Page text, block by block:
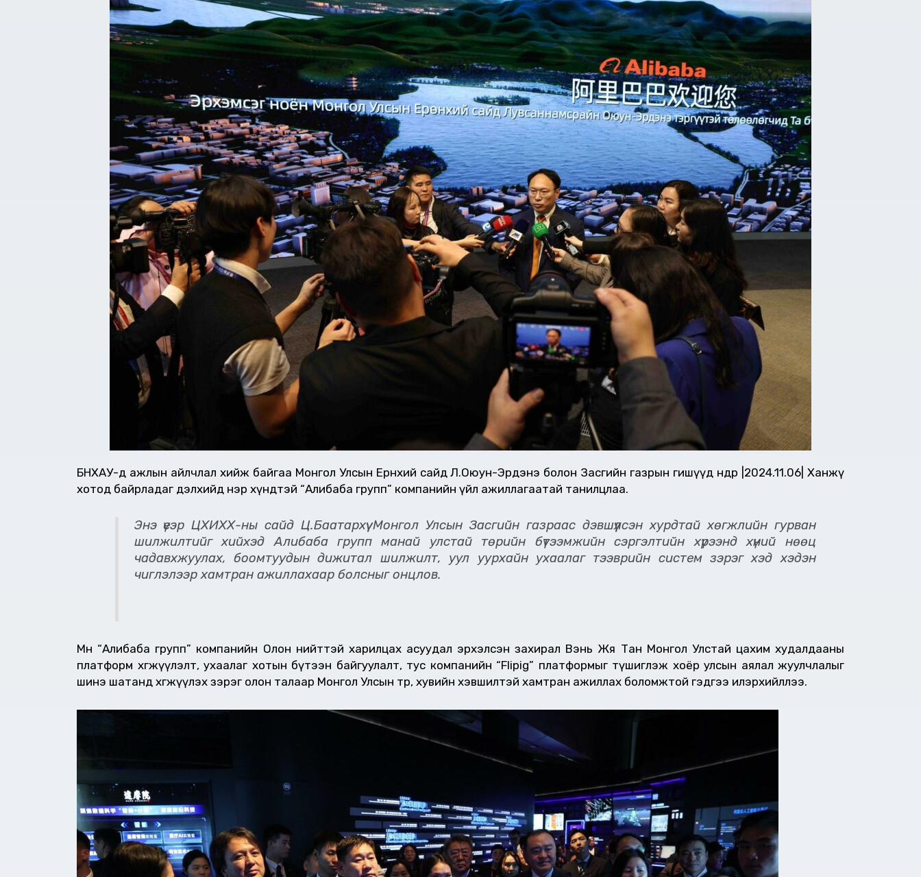
БНХАУ-д ажлын айлчлал хийж байгаа Монгол Улсын Ерөнхий сайд Л.Оюун-Эрдэнэ болон Засгийн газрын гишүүд өнөөдөр |2024.11.06| Ханжөү
хотод байрладаг дэлхийд нэр хүндтэй “Алибаба групп” компанийн үйл ажиллагаатай танилцлаа.
Энэ үеэр ЦХИХХ-ны сайд Ц.Баатархүү Монгол Улсын Засгийн газраас дэвшүүлсэн хурдтай хөгжлийн гурван
шилжилтийг хийхэд Алибаба групп манай улстай төрийн бүтээмжийн сэргэлтийн хүрээнд хүний нөөц
чадавхжуулах, боомтуудын дижитал шилжилт, уул уурхайн ухаалаг тээврийн систем зэрэг хэд хэдэн
чиглэлээр хамтран ажиллахаар болсныг онцлов.
Мөн “Алибаба групп” компанийн Олон нийттэй харилцах асуудал эрхэлсэн захирал Вэнь Жя Тан Монгол Улстай цахим худалдааны
платформ хөгжүүлэлт, ухаалаг хотын бүтээн байгуулалт, тус компанийн “Flipig” платформыг түшиглэж хоёр улсын аялал жуулчлалыг
шинэ шатанд хөгжүүлэх зэрэг олон талаар Монгол Улсын төр, хувийн хэвшилтэй хамтран ажиллах боломжтой гэдгээ илэрхийллээ.